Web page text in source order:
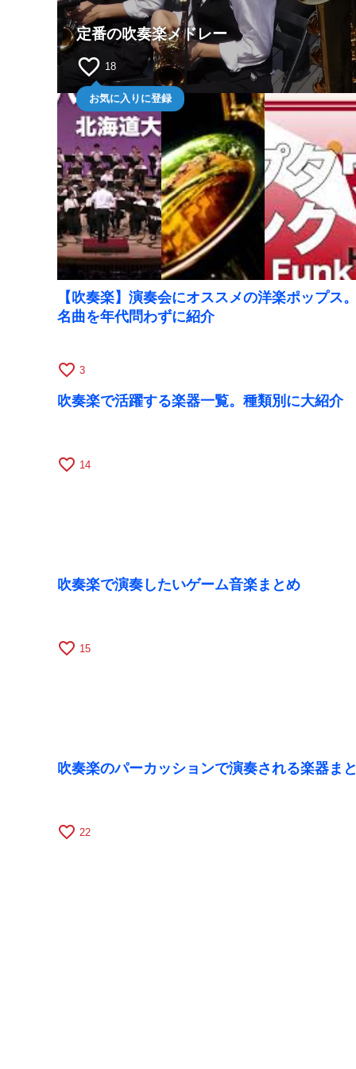
定番の吹奏楽メドレー
favorite_border 18
お気に入りに登録
【吹奏楽】演奏会にオススメの洋楽ポップス
名曲を年代問わずに紹介
favorite_border 3
吹奏楽で活躍する楽器一覧。種類別に大紹介
favorite_border 14
吹奏楽で演奏したいゲーム音楽まとめ
favorite_border 15
吹奏楽のパーカッションで演奏される楽器ま
favorite_border 22